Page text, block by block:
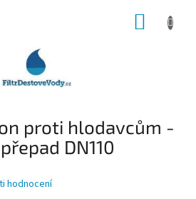
proti hlodavcům -
DN110
hodnocení